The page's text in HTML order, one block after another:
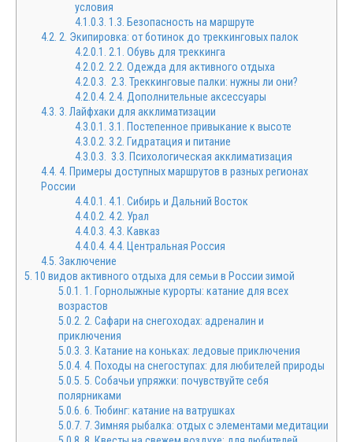
условия
4.1.0.3. 1.3. Безопасность на маршруте
4.2. 2. Экипировка: от ботинок до треккинговых палок
4.2.0.1. 2.1. Обувь для треккинга
4.2.0.2. 2.2. Одежда для активного отдыха
4.2.0.3. 2.3. Треккинговые палки: нужны ли они?
4.2.0.4. 2.4. Дополнительные аксессуары
4.3. 3. Лайфхаки для акклиматизации
4.3.0.1. 3.1. Постепенное привыкание к высоте
4.3.0.2. 3.2. Гидратация и питание
4.3.0.3. 3.3. Психологическая акклиматизация
4.4. 4. Примеры доступных маршрутов в разных регионах
России
4.4.0.1. 4.1. Сибирь и Дальний Восток
4.4.0.2. 4.2. Урал
4.4.0.3. 4.3. Кавказ
4.4.0.4. 4.4. Центральная Россия
4.5. Заключение
5. 10 видов активного отдыха для семьи в России зимой
5.0.1. 1. Горнолыжные курорты: катание для всех
возрастов
5.0.2. 2. Сафари на снегоходах: адреналин и
приключения
5.0.3. 3. Катание на коньках: ледовые приключения
5.0.4. 4. Походы на снегоступах: для любителей природы
5.0.5. 5. Собачьи упряжки: почувствуйте себя
полярниками
5.0.6. 6. Тюбинг: катание на ватрушках
5.0.7. 7. Зимняя рыбалка: отдых с элементами медитации